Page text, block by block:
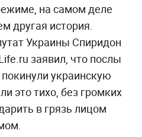
на самом деле
другая история.
Украины Спиридон
заявил, что послы
украинскую
это тихо, без громких
в грязь лицом